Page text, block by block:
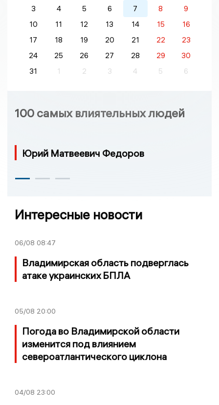
3 4 5 6 7 8
9
10
11 12 13 14 15
16
17
18 19 20 21 22
23
24
25 26 27 28 29
30
31
1 2 3 4 5 6
100 самых влиятельных людей
Юрий Матвеевич Федоров
Интересные новости
06/08 08:47
Владимирская область подверглась
атаке украинских БПЛА
05/08 20:00
Погода во Владимирской области
изменится под влиянием
североатлантического циклона
04/08 23:00